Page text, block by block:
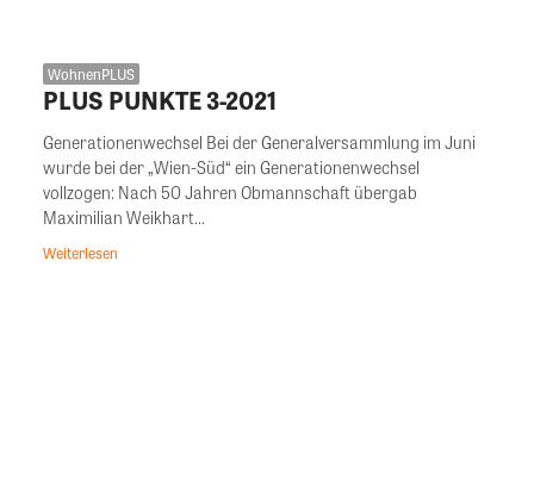
WohnenPLUS
PLUS PUNKTE 3-2021
Generationenwechsel Bei der Generalversammlung im Juni
wurde bei der „Wien-Süd“ ein Generationenwechsel
vollzogen: Nach 50 Jahren Obmannschaft übergab
Maximilian Weikhart...
Weiterlesen